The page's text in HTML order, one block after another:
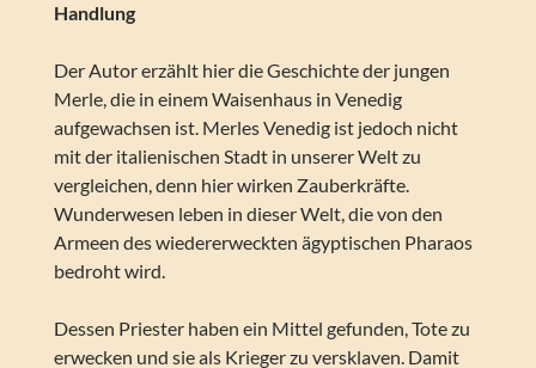
Handlung
Der Autor erzählt hier die Geschichte der jungen
Merle, die in einem Waisenhaus in Venedig
aufgewachsen ist. Merles Venedig ist jedoch nicht
mit der italienischen Stadt in unserer Welt zu
vergleichen, denn hier wirken Zauberkräfte.
Wunderwesen leben in dieser Welt, die von den
Armeen des wiedererweckten ägyptischen Pharaos
bedroht wird.
Dessen Priester haben ein Mittel gefunden, Tote zu
erwecken und sie als Krieger zu versklaven. Damit